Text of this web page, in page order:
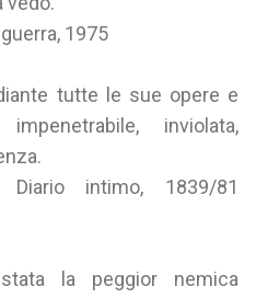
1975
tutte le sue opere e
inviolata,
Diario intimo, 1839/81
la peggior nemica